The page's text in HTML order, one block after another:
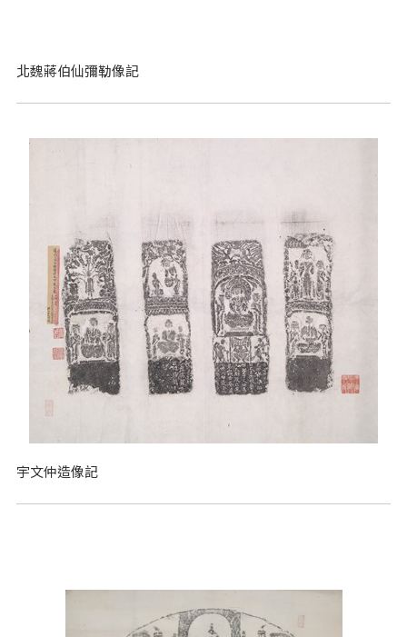
北魏蔣伯仙彌勒像記
宇文仲造像記